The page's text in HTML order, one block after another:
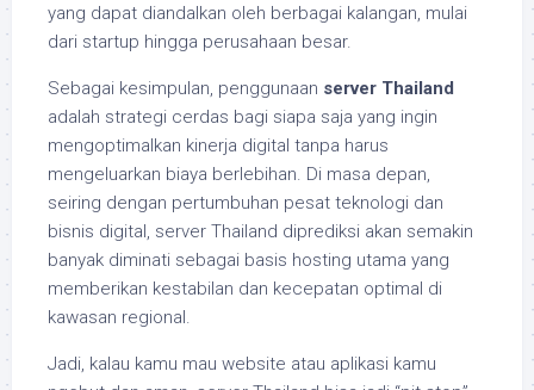
yang dapat diandalkan oleh berbagai kalangan, mulai
dari startup hingga perusahaan besar.
Sebagai kesimpulan, penggunaan server Thailand
adalah strategi cerdas bagi siapa saja yang ingin
mengoptimalkan kinerja digital tanpa harus
mengeluarkan biaya berlebihan. Di masa depan,
seiring dengan pertumbuhan pesat teknologi dan
bisnis digital, server Thailand diprediksi akan semakin
banyak diminati sebagai basis hosting utama yang
memberikan kestabilan dan kecepatan optimal di
kawasan regional.
Jadi, kalau kamu mau website atau aplikasi kamu